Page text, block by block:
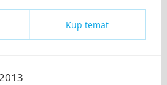
Kup temat